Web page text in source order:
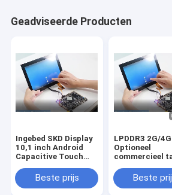
Geadviseerde Producten
Ingebed SKD Display
10,1 inch Android
Capacitive Touch
voor industriële
besturingsprojecten
Beste prijs
LPDDR3 2G/
Optioneel
commercieel
8GB/16G/32G/
Beste